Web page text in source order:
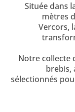
Située dans
mètres
Vercors,
Notre collecte
brebis,
sélectionnés